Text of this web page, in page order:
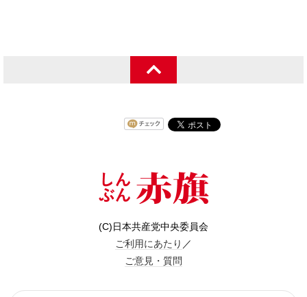
(C)日本共産党中央委員会
ご利用にあたり ／
ご意見・質問